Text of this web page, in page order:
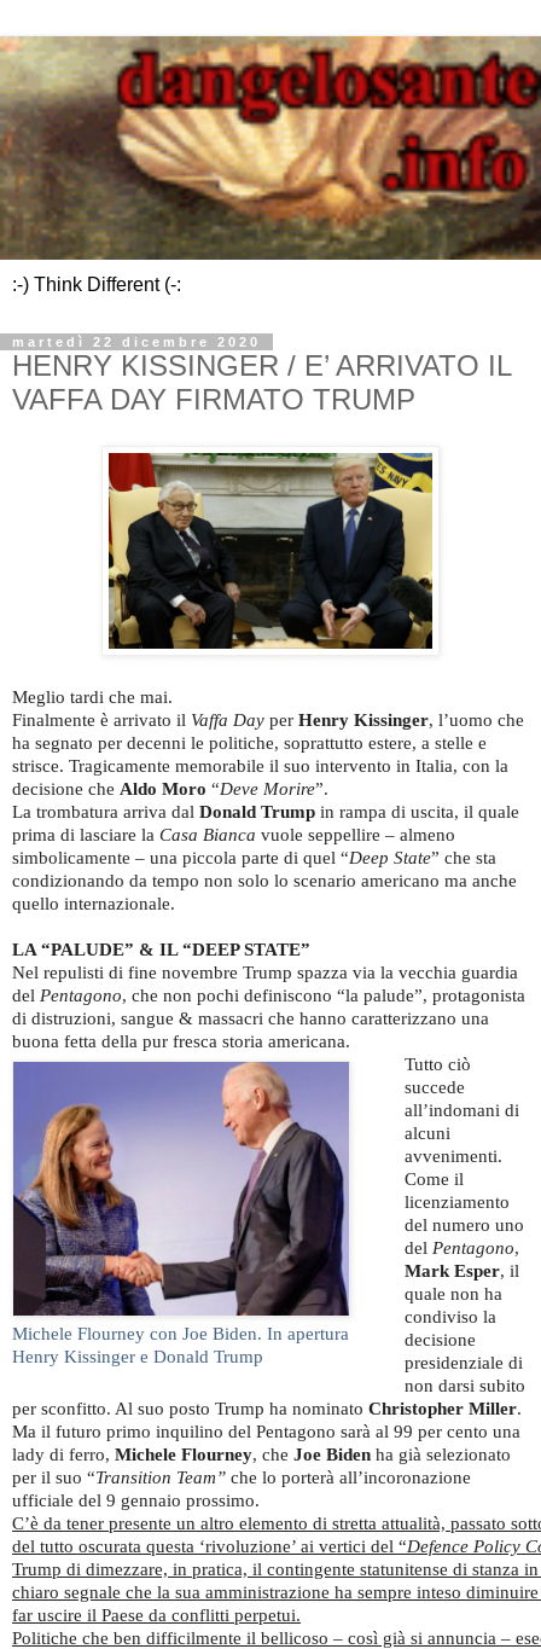
:-) Think Different (-:
martedì 22 dicembre 2020
HENRY KISSINGER / E’ ARRIVATO IL
VAFFA DAY FIRMATO TRUMP
Meglio tardi che mai.
Finalmente è arrivato il Vaffa Day per Henry Kissinger, l’uomo che
ha segnato per decenni le politiche, soprattutto estere, a stelle e
strisce. Tragicamente memorabile il suo intervento in Italia, con la
decisione che Aldo Moro “Deve Morire”.
La trombatura arriva dal Donald Trump in rampa di uscita, il quale
prima di lasciare la Casa Bianca vuole seppellire – almeno
simbolicamente – una piccola parte di quel “Deep State” che sta
condizionando da tempo non solo lo scenario americano ma anche
quello internazionale.
LA “PALUDE” & IL “DEEP STATE”
Nel repulisti di fine novembre Trump spazza via la vecchia guardia
del Pentagono, che non pochi definiscono “la palude”, protagonista
di distruzioni, sangue & massacri che hanno caratterizzano una
buona fetta della pur fresca storia americana.
Michele Flourney con Joe Biden. In apertura
Henry Kissinger e Donald Trump
Tutto ciò
succede
all’indomani di
alcuni
avvenimenti.
Come il
licenziamento
del numero uno
del Pentagono,
Mark Esper, il
quale non ha
condiviso la
decisione
presidenziale di
non darsi subito
per sconfitto. Al suo posto Trump ha nominato Christopher Miller.
Ma il futuro primo inquilino del Pentagono sarà al 99 per cento una
lady di ferro, Michele Flourney, che Joe Biden ha già selezionato
per il suo “Transition Team” che lo porterà all’incoronazione
ufficiale del 9 gennaio prossimo.
C’è da tener presente un altro elemento di stretta attualità, passato
del tutto oscurata questa ‘rivoluzione’ ai vertici del “Defence Policy
Trump di dimezzare, in pratica, il contingente statunitense di stanza
chiaro segnale che la sua amministrazione ha sempre inteso
far uscire il Paese da conflitti perpetui.
Politiche che ben difficilmente il bellicoso – così già si annuncia –